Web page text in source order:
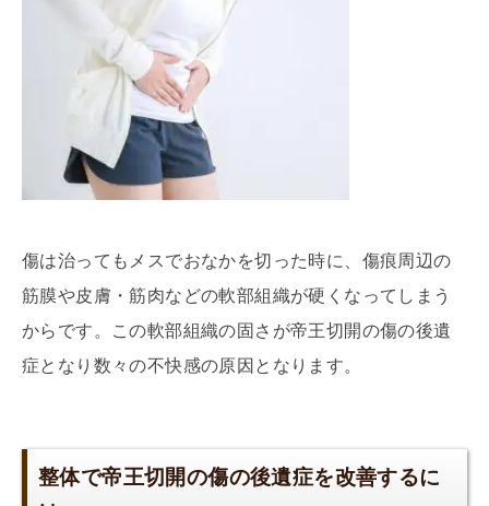
傷は治ってもメスでおなかを切った時に、傷痕周辺の
筋膜や皮膚・筋肉などの軟部組織が硬くなってしまう
からです。この軟部組織の固さが帝王切開の傷の後遺
症となり数々の不快感の原因となります。
整体で帝王切開の傷の後遺症を改善するに